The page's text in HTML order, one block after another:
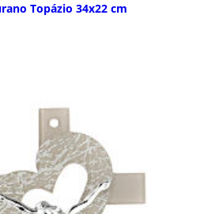
Topázio 34x22 cm